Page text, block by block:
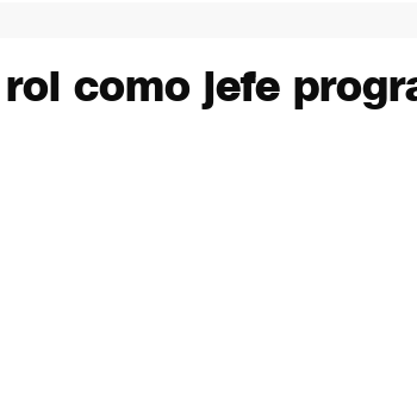
como jefe